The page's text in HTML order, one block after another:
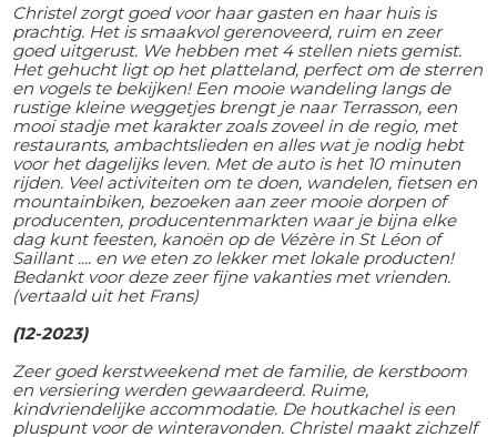
Christel zorgt goed voor haar gasten en haar huis is
prachtig. Het is smaakvol gerenoveerd, ruim en zeer
goed uitgerust. We hebben met 4 stellen niets gemist.
Het gehucht ligt op het platteland, perfect om de sterren
en vogels te bekijken! Een mooie wandeling langs de
rustige kleine weggetjes brengt je naar Terrasson, een
mooi stadje met karakter zoals zoveel in de regio, met
restaurants, ambachtslieden en alles wat je nodig hebt
voor het dagelijks leven. Met de auto is het 10 minuten
rijden. Veel activiteiten om te doen, wandelen, fietsen en
mountainbiken, bezoeken aan zeer mooie dorpen of
producenten, producentenmarkten waar je bijna elke
dag kunt feesten, kanoën op de Vézère in St Léon of
Saillant .... en we eten zo lekker met lokale producten!
Bedankt voor deze zeer fijne vakanties met vrienden.
(vertaald uit het Frans)
(12-2023)
Zeer goed kerstweekend met de familie, de kerstboom
en versiering werden gewaardeerd. Ruime,
kindvriendelijke accommodatie. De houtkachel is een
pluspunt voor de winteravonden. Christel maakt zichzelf